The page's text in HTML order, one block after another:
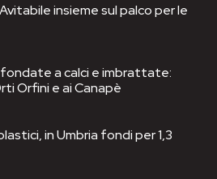
insieme sul palco per le
a calci e imbrattate:
Orfini e ai Canapè
in Umbria fondi per 1,3